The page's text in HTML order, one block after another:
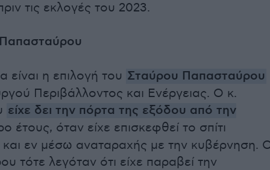
τις εκλογές του 2023.
είναι η επιλογή του Σταύρου Παπασταύρου
Περιβάλλοντος και Ενέργειας. Ο κ.
είχε δει την πόρτα της εξόδου από την
έτους, όταν είχε επισκεφθεί το σπίτι
και εν μέσω αναταραχής με την κυβέρνηση.
τότε λεγόταν ότι είχε παραβεί την